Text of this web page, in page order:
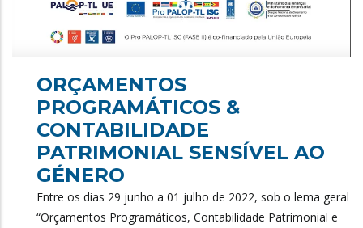
ORÇAMENTOS
PROGRAMÁTICOS &
CONTABILIDADE
PATRIMONIAL SENSÍVEL AO
GÉNERO
Entre os dias 29 junho a 01 julho de 2022, sob o lema geral
“Orçamentos Programáticos, Contabilidade Patrimonial e